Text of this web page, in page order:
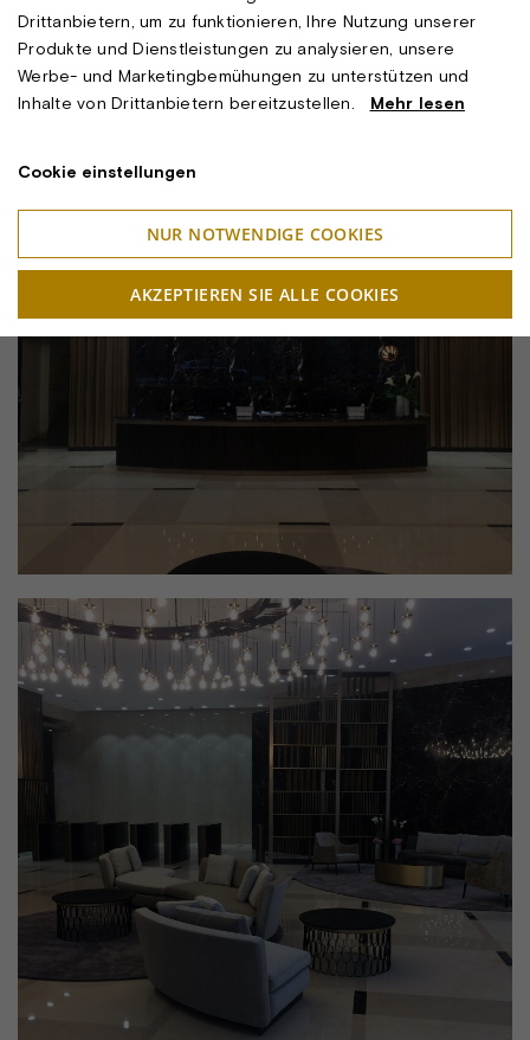
Drittanbietern, um zu funktionieren, Ihre Nutzung unserer
Produkte und Dienstleistungen zu analysieren, unsere
Werbe- und Marketingbemühungen zu unterstützen und
Inhalte von Drittanbietern bereitzustellen. Mehr lesen
Cookie einstellungen
NUR NOTWENDIGE COOKIES
AKZEPTIEREN SIE ALLE COOKIES